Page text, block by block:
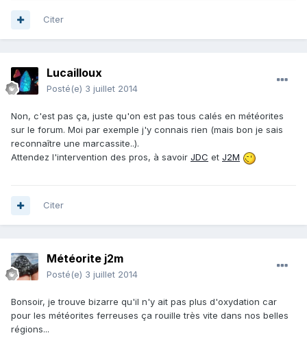
Citer
Lucailloux
Posté(e) 3 juillet 2014
Non, c'est pas ça, juste qu'on est pas tous calés en météorites
sur le forum. Moi par exemple j'y connais rien (mais bon je sais
reconnaître une marcassite..).
Attendez l'intervention des pros, à savoir JDC et J2M
Citer
Météorite j2m
Posté(e) 3 juillet 2014
Bonsoir, je trouve bizarre qu'il n'y ait pas plus d'oxydation car
pour les météorites ferreuses ça rouille très vite dans nos belles
régions...